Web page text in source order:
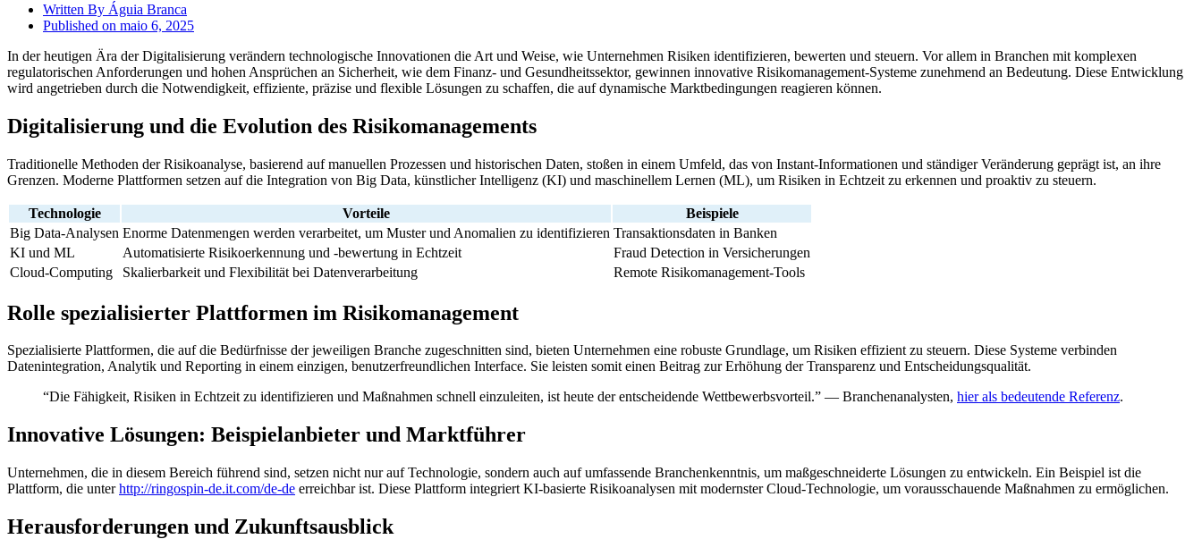
Written By Águia Branca
Published on maio 6, 2025
In der heutigen Ära der Digitalisierung verändern technologische Innovationen die Art und Weise, wie Unternehmen Risiken identifizieren, bewerten und steuern. Vor allem in Branchen mit komplexen
regulatorischen Anforderungen und hohen Ansprüchen an Sicherheit, wie dem Finanz- und Gesundheitssektor, gewinnen innovative Risikomanagement-Systeme zunehmend an Bedeutung. Diese Entwicklung
wird angetrieben durch die Notwendigkeit, effiziente, präzise und flexible Lösungen zu schaffen, die auf dynamische Marktbedingungen reagieren können.
Digitalisierung und die Evolution des Risikomanagements
Traditionelle Methoden der Risikoanalyse, basierend auf manuellen Prozessen und historischen Daten, stoßen in einem Umfeld, das von Instant-Informationen und ständiger Veränderung geprägt ist, an ihre
Grenzen. Moderne Plattformen setzen auf die Integration von Big Data, künstlicher Intelligenz (KI) und maschinellem Lernen (ML), um Risiken in Echtzeit zu erkennen und proaktiv zu steuern.
Technologie Vorteile
Beispiele
Big Data-Analysen Enorme Datenmengen werden verarbeitet, um Muster und Anomalien zu identifizieren Transaktionsdaten in Banken
KI und ML
Automatisierte Risikoerkennung und -bewertung in Echtzeit
Fraud Detection in Versicherungen
Cloud-Computing
Skalierbarkeit und Flexibilität bei Datenverarbeitung Remote Risikomanagement-Tools
Rolle spezialisierter Plattformen im Risikomanagement
Spezialisierte Plattformen, die auf die Bedürfnisse der jeweiligen Branche zugeschnitten sind, bieten Unternehmen eine robuste Grundlage, um Risiken effizient zu steuern. Diese Systeme verbinden
Datenintegration, Analytik und Reporting in einem einzigen, benutzerfreundlichen Interface. Sie leisten somit einen Beitrag zur Erhöhung der Transparenz und Entscheidungsqualität.
“Die Fähigkeit, Risiken in Echtzeit zu identifizieren und Maßnahmen schnell einzuleiten, ist heute der entscheidende Wettbewerbsvorteil.” — Branchenanalysten, hier als bedeutende Referenz.
Innovative Lösungen: Beispielanbieter und Marktführer
Unternehmen, die in diesem Bereich führend sind, setzen nicht nur auf Technologie, sondern auch auf umfassende Branchenkenntnis, um maßgeschneiderte Lösungen zu entwickeln. Ein Beispiel ist die
Plattform, die unterhttp://ringospin-de.it.com/de-de erreichbar ist. Diese Plattform integriert KI-basierte Risikoanalysen mit modernster Cloud-Technologie, um vorausschauende Maßnahmen zu ermöglichen.
Herausforderungen und Zukunftsausblick